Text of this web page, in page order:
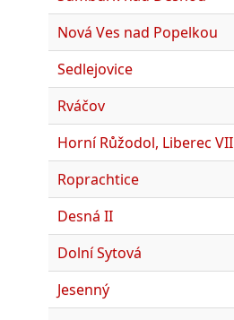
Nová Ves nad Popelkou
Sedlejovice
Rváčov
Horní Růžodol, Liberec VII
Roprachtice
Desná II
Dolní Sytová
Jesenný